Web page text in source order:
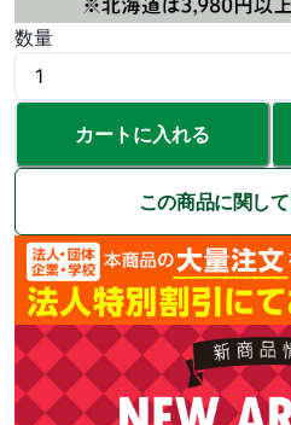
数量
カートに入れる
この商品に関し